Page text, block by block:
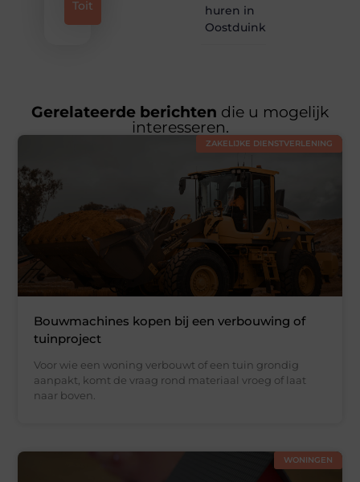
Toit
huren in
Oostduinkerke
Gerelateerde berichten die u mogelijk
interesseren.
ZAKELIJKE DIENSTVERLENING
Bouwmachines kopen bij een verbouwing of
tuinproject
Voor wie een woning verbouwt of een tuin grondig
aanpakt, komt de vraag rond materiaal vroeg of laat
naar boven.
WONINGEN